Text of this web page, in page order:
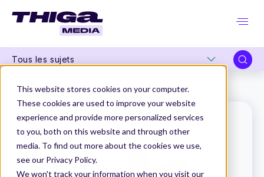
This website stores cookies on your computer.
These cookies are used to improve your website
experience and provide more personalized services
to you, both on this website and through other
media. To find out more about the cookies we use,
see our Privacy Policy.
We won't track your information when you visit our
Tous les sujets
Thiga Media Le Dico du Produit Product Box